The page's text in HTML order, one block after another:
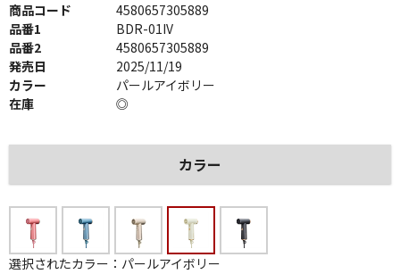
商品コード
4580657305889
品番1
BDR-01IV
品番2
4580657305889
発売日
2025/11/19
カラー
パールアイボリー
在庫
◎
カラー
選択されたカラー：パールアイボリー